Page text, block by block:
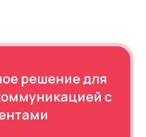
решение для
с